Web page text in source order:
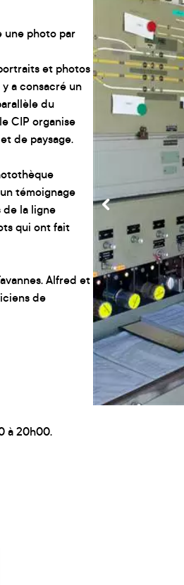
une photo par
et photos
a consacré un
du
CIP organise
de paysage.
témoignage
de la ligne
qui ont fait
Alfred et
de
à 20h00.